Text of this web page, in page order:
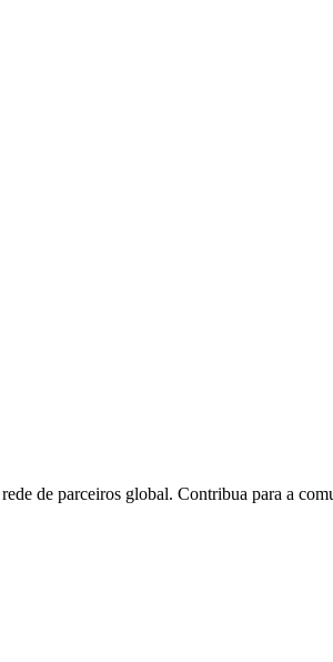
de parceiros global. Contribua para a